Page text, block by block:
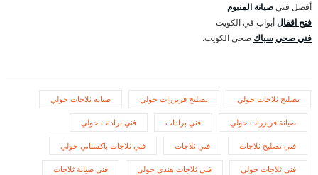
أفضل فنيصيانة المنيوم
فتح اقفالأبواب في الكويت
فني صحيسباك صحي الكويت.
تصليح ثلاجات حولي تصليح فريزرات حولي صيانة ثلاجات حولي
صيانة فريزرات حولي فني برادات فني برادات حولي
فني تصليح ثلاجات فني ثلاجات فني ثلاجات باكستاني حولي
فني ثلاجات حولي فني ثلاجات هندي حولي فني صيانة ثلاجات